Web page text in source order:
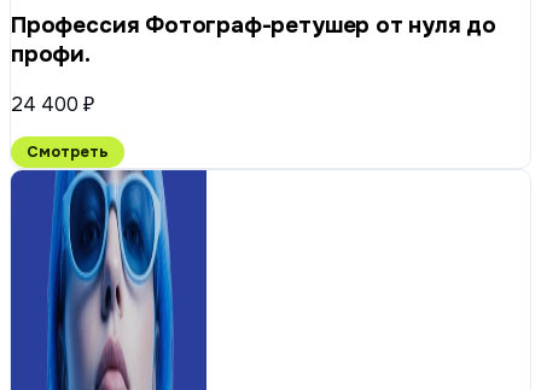
Профессия Фотограф-ретушер от нуля до
профи.
24 400 ₽
Смотреть